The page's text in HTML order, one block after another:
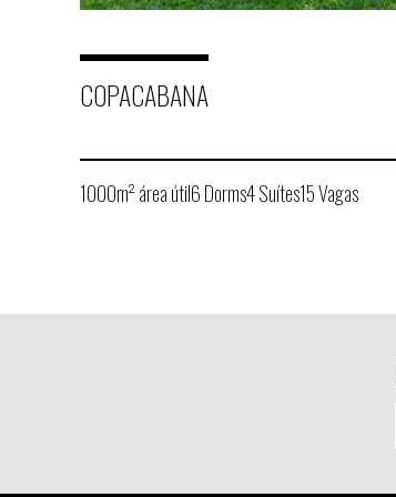
COPACABANA
1000m² área útil6 Dorms4 Suítes15 Vagas